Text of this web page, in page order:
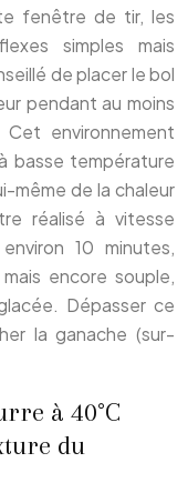
fenêtre de tir, les
simples mais
de placer le bol
pendant au moins
environnement
basse température
même de la chaleur
réalisé à vitesse
10 minutes,
encore souple,
Dépasser ce
la ganache (sur-
à 40°C
du